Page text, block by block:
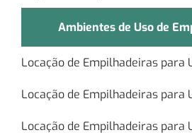
Ambientes de Uso de
Locação de Empilhadeiras para
Locação de Empilhadeiras para
Locação de Empilhadeiras para